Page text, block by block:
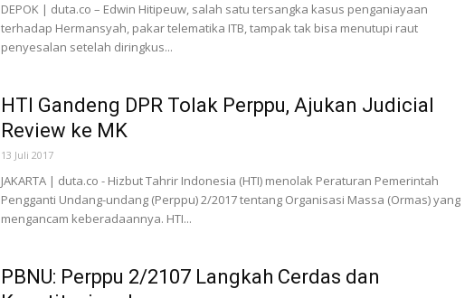
DEPOK | duta.co – Edwin Hitipeuw, salah satu tersangka kasus penganiayaan
terhadap Hermansyah, pakar telematika ITB, tampak tak bisa menutupi raut
penyesalan setelah diringkus...
HTI Gandeng DPR Tolak Perppu, Ajukan Judicial
Review ke MK
13 Juli 2017
JAKARTA | duta.co - Hizbut Tahrir Indonesia (HTI) menolak Peraturan Pemerintah
Pengganti Undang-undang (Perppu) 2/2017 tentang Organisasi Massa (Ormas) yang
mengancam keberadaannya. HTI...
PBNU: Perppu 2/2107 Langkah Cerdas dan